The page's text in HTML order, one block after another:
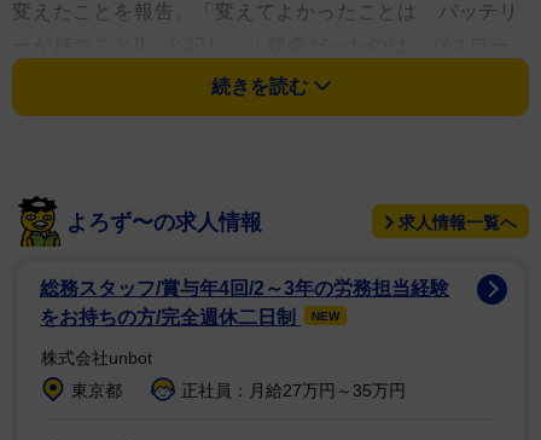
変えたことを報告。「変えてよかったことは バッテリ
ドを忘れて開けられないアプリあること」とつづった。
色にしました」と新しい携帯を手に、真っ赤トップスに
大きなメガネ姿で自撮りをするような写真を添えた。
フォロワーからは「もっちーさん、メガネだと更に若
「メガネお似合い」などの声が寄せられた。
続きを読む
よろず〜の求人情報 求人情報一覧へ
総務スタッフ/賞与年4回/2～3年の労務担当経験
をお持ちの方/完全週休二日制
NEW
株式会社unbot
東京都
正社員：月給27万円～35万円